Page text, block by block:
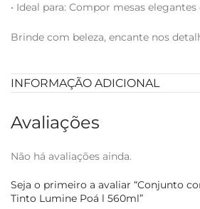
• Ideal para: Compor mesas
Brinde com beleza, encante nos
INFORMAÇÃO ADICIONAL
Avaliações
Não há avaliações ainda.
Seja o primeiro a avaliar “Conjunto
Tinto Lumine Poá l 560ml”